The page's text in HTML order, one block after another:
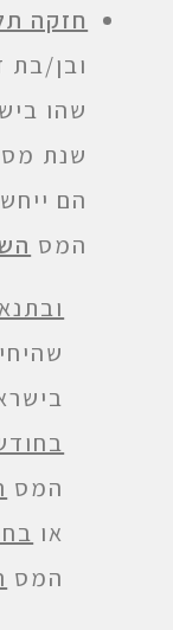
חזקה
ובן/בת
שהו
שנת
הם
המס
המס
או
המס